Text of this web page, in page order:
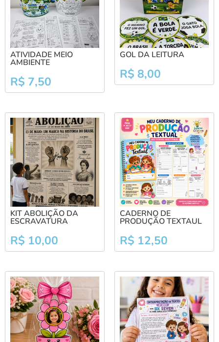
ATIVIDADE MEIO
AMBIENTE
R$ 7,50
GOL DA LEITURA
R$ 8,00
KIT ABOLIÇÃO DA
ESCRAVATURA
R$ 10,00
CADERNO DE
PRODUÇÃO TEXTAUL
R$ 12,50